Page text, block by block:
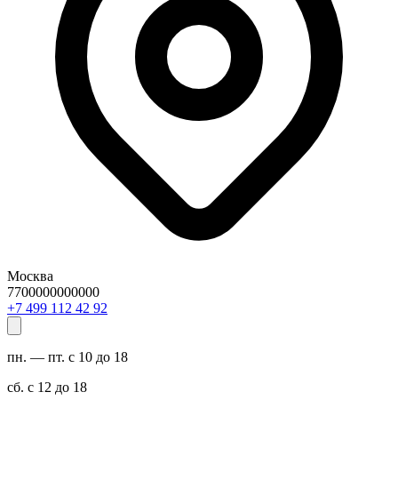
Москва
7700000000000
29 24 211 994 7+
пн. — пт. с 10 до 18
сб. с 12 до 18